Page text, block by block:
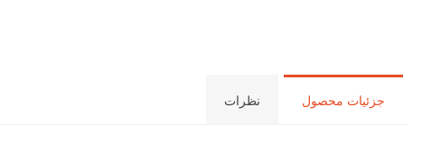
جزئیات محصول نظرات